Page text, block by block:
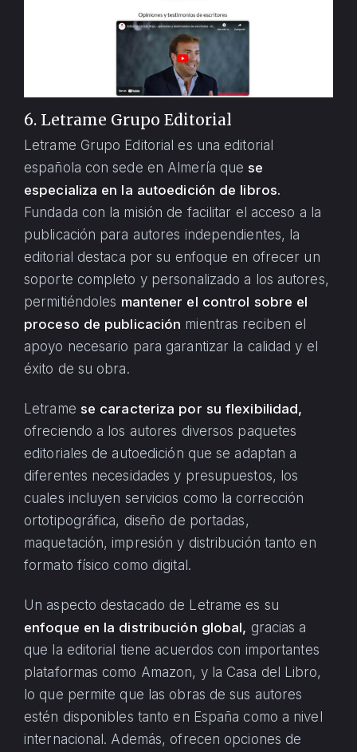
6. Letrame Grupo Editorial
Letrame Grupo Editorial es una editorial
española con sede en Almería que se
especializa en la autoedición de libros.
Fundada con la misión de facilitar el acceso a la
publicación para autores independientes, la
editorial destaca por su enfoque en ofrecer un
soporte completo y personalizado a los autores,
permitiéndoles mantener el control sobre el
proceso de publicación mientras reciben el
apoyo necesario para garantizar la calidad y el
éxito de su obra.
Letrame se caracteriza por su flexibilidad,
ofreciendo a los autores diversos paquetes
editoriales de autoedición que se adaptan a
diferentes necesidades y presupuestos, los
cuales incluyen servicios como la corrección
ortotipográfica, diseño de portadas,
maquetación, impresión y distribución tanto en
formato físico como digital.
Un aspecto destacado de Letrame es su
enfoque en la distribución global, gracias a
que la editorial tiene acuerdos con importantes
plataformas como Amazon, y la Casa del Libro,
lo que permite que las obras de sus autores
estén disponibles tanto en España como a nivel
internacional. Además, ofrecen opciones de